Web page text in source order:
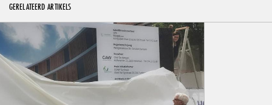
Gastenverblijf: “een nieuw begin in een vertrouwde
vorm”
15 SEP 2025
GERELATEERD ARTIKELS